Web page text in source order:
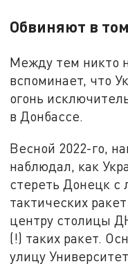
Обвиняют в
Между тем никто
вспоминает, что
огонь
в Донбассе.
Весной 2022-го,
наблюдал, как
стереть Донецк
тактических
центру столицы
(!) таких ракет.
улицу